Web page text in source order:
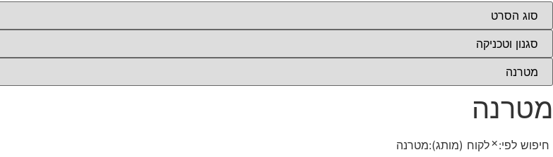
מטרנה
חיפוש לפי: לקוח (מותג):מטרנה
×